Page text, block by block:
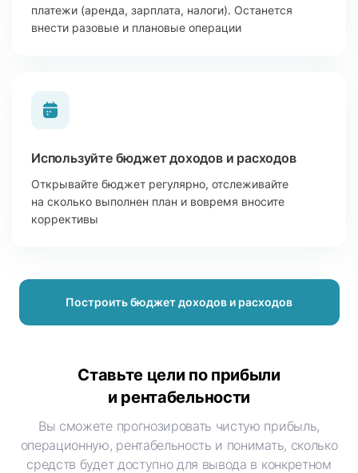
платежи (аренда, зарплата, налоги). Останется
внести разовые и плановые операции
Используйте бюджет доходов и расходов
Открывайте бюджет регулярно, отслеживайте
на сколько выполнен план и вовремя вносите
коррективы
Построить бюджет доходов и расходов
Ставьте цели по прибыли
и рентабельности
Вы сможете прогнозировать чистую прибыль,
операционную, рентабельность и понимать, сколько
средств будет доступно для вывода в конкретном